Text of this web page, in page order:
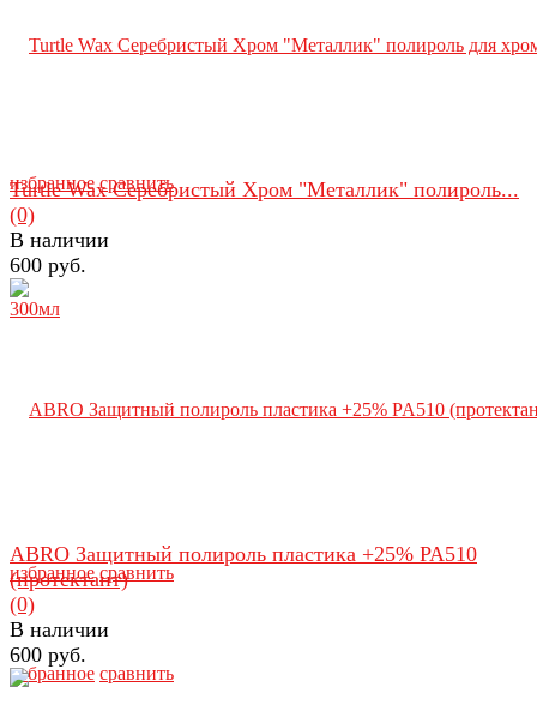
избранное сравнить
избранное сравнить
Turtle Wax Серебристый Хром "Металлик" полироль...
(0)
В наличии
600 руб.
избранное сравнить
ABRO Защитный полироль пластика +25% PA510
(протектант)
(0)
В наличии
600 руб.